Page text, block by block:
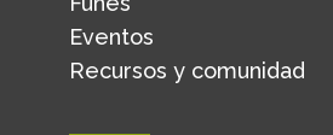
Eventos
Recursos y comunidad